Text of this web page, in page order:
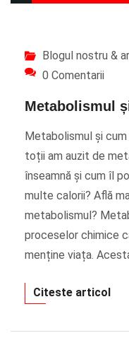
Blogul nostru &
0 Comentarii
Metabolismul
Metabolismul și
toții am auzit de
înseamnă și cum îl
multe calorii? Află
metabolismul?
proceselor chimice
menține viața.
Citeste articol